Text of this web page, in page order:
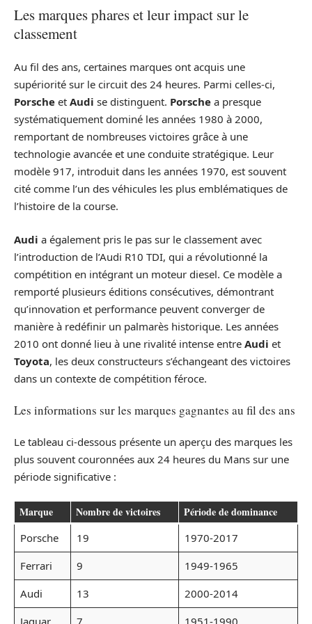
Les marques phares et leur impact sur le
classement
Au fil des ans, certaines marques ont acquis une
supériorité sur le circuit des 24 heures. Parmi celles-ci,
Porsche et Audi se distinguent. Porsche a presque
systématiquement dominé les années 1980 à 2000,
remportant de nombreuses victoires grâce à une
technologie avancée et une conduite stratégique. Leur
modèle 917, introduit dans les années 1970, est souvent
cité comme l’un des véhicules les plus emblématiques de
l’histoire de la course.
Audi a également pris le pas sur le classement avec
l’introduction de l’Audi R10 TDI, qui a révolutionné la
compétition en intégrant un moteur diesel. Ce modèle a
remporté plusieurs éditions consécutives, démontrant
qu’innovation et performance peuvent converger de
manière à redéfinir un palmarès historique. Les années
2010 ont donné lieu à une rivalité intense entre Audi et
Toyota, les deux constructeurs s’échangeant des victoires
dans un contexte de compétition féroce.
Les informations sur les marques gagnantes au fil des ans
Le tableau ci-dessous présente un aperçu des marques les
plus souvent couronnées aux 24 heures du Mans sur une
période significative :
Marque Nombre de victoires Période de dominance
Porsche 19
1970-2017
Ferrari
9
1949-1965
Audi
13
2000-2014
Jaguar
7 1951-1990